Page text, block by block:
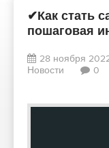
✔Как стать
пошаговая
28 ноября
Новости
0